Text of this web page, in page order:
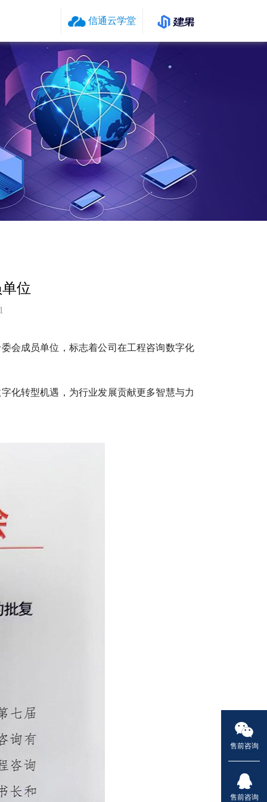
信通云学堂
位
会成员单位，标志着公司在工程咨询数字化
化转型机遇，为行业发展贡献更多智慧与力
售前咨询
售前咨询